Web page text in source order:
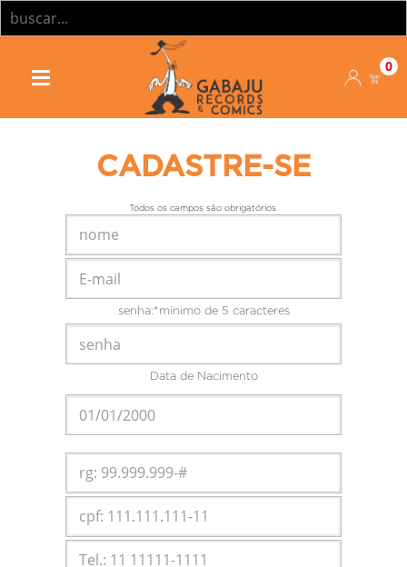
0
CADASTRE-SE
Todos os campos são obrigatórios.
senha:*mínimo de 5 caracteres
Data de Nacimento